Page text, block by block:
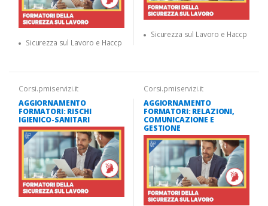
Sicurezza sul Lavoro e Haccp
Sicurezza sul Lavoro e Haccp
Corsi.pmiservizi.it
AGGIORNAMENTO
FORMATORI: RISCHI
IGIENICO-SANITARI
Corsi.pmiservizi.it
AGGIORNAMENTO
FORMATORI: RELAZIONI,
COMUNICAZIONE E
GESTIONE